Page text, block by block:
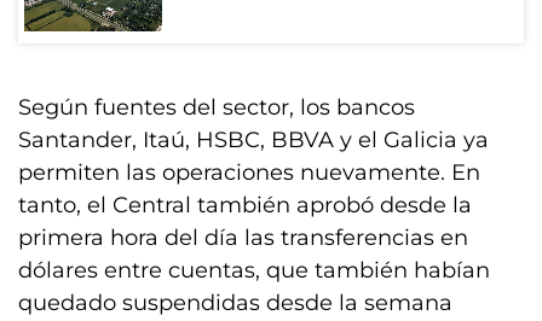
Según fuentes del sector, los bancos
Santander, Itaú, HSBC, BBVA y el Galicia ya
permiten las operaciones nuevamente. En
tanto, el Central también aprobó desde la
primera hora del día las transferencias en
dólares entre cuentas, que también habían
quedado suspendidas desde la semana